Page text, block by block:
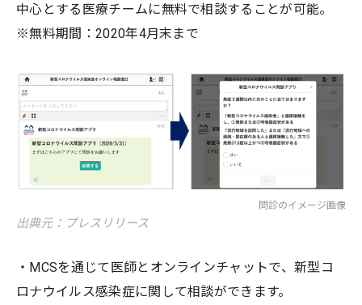
中心とする医療チームに無料で相談することが可能。
※無料期間：2020年4月末まで
問診のイメージ画像
出典元：プレスリリース
・MCSを通じて医師とオンラインチャットで、新型コ
ロナウイルス感染症に関して相談ができます。